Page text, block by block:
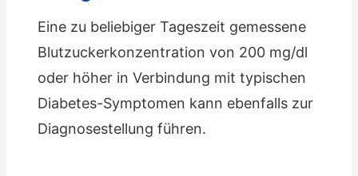
Eine zu beliebiger Tageszeit gemessene
Blutzuckerkonzentration von 200 mg/dl
oder höher in Verbindung mit typischen
Diabetes-Symptomen kann ebenfalls zur
Diagnosestellung führen.